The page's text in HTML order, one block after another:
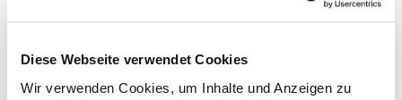
Diese Webseite verwendet Cookies
Wir verwenden Cookies, um Inhalte und Anzeigen zu
05.10.2023